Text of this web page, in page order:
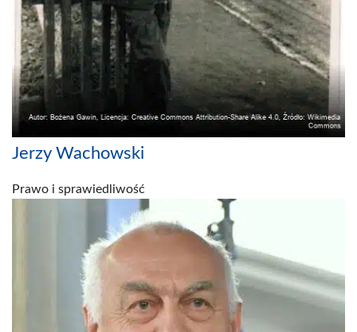
Jerzy Wachowski
Prawo i sprawiedliwość